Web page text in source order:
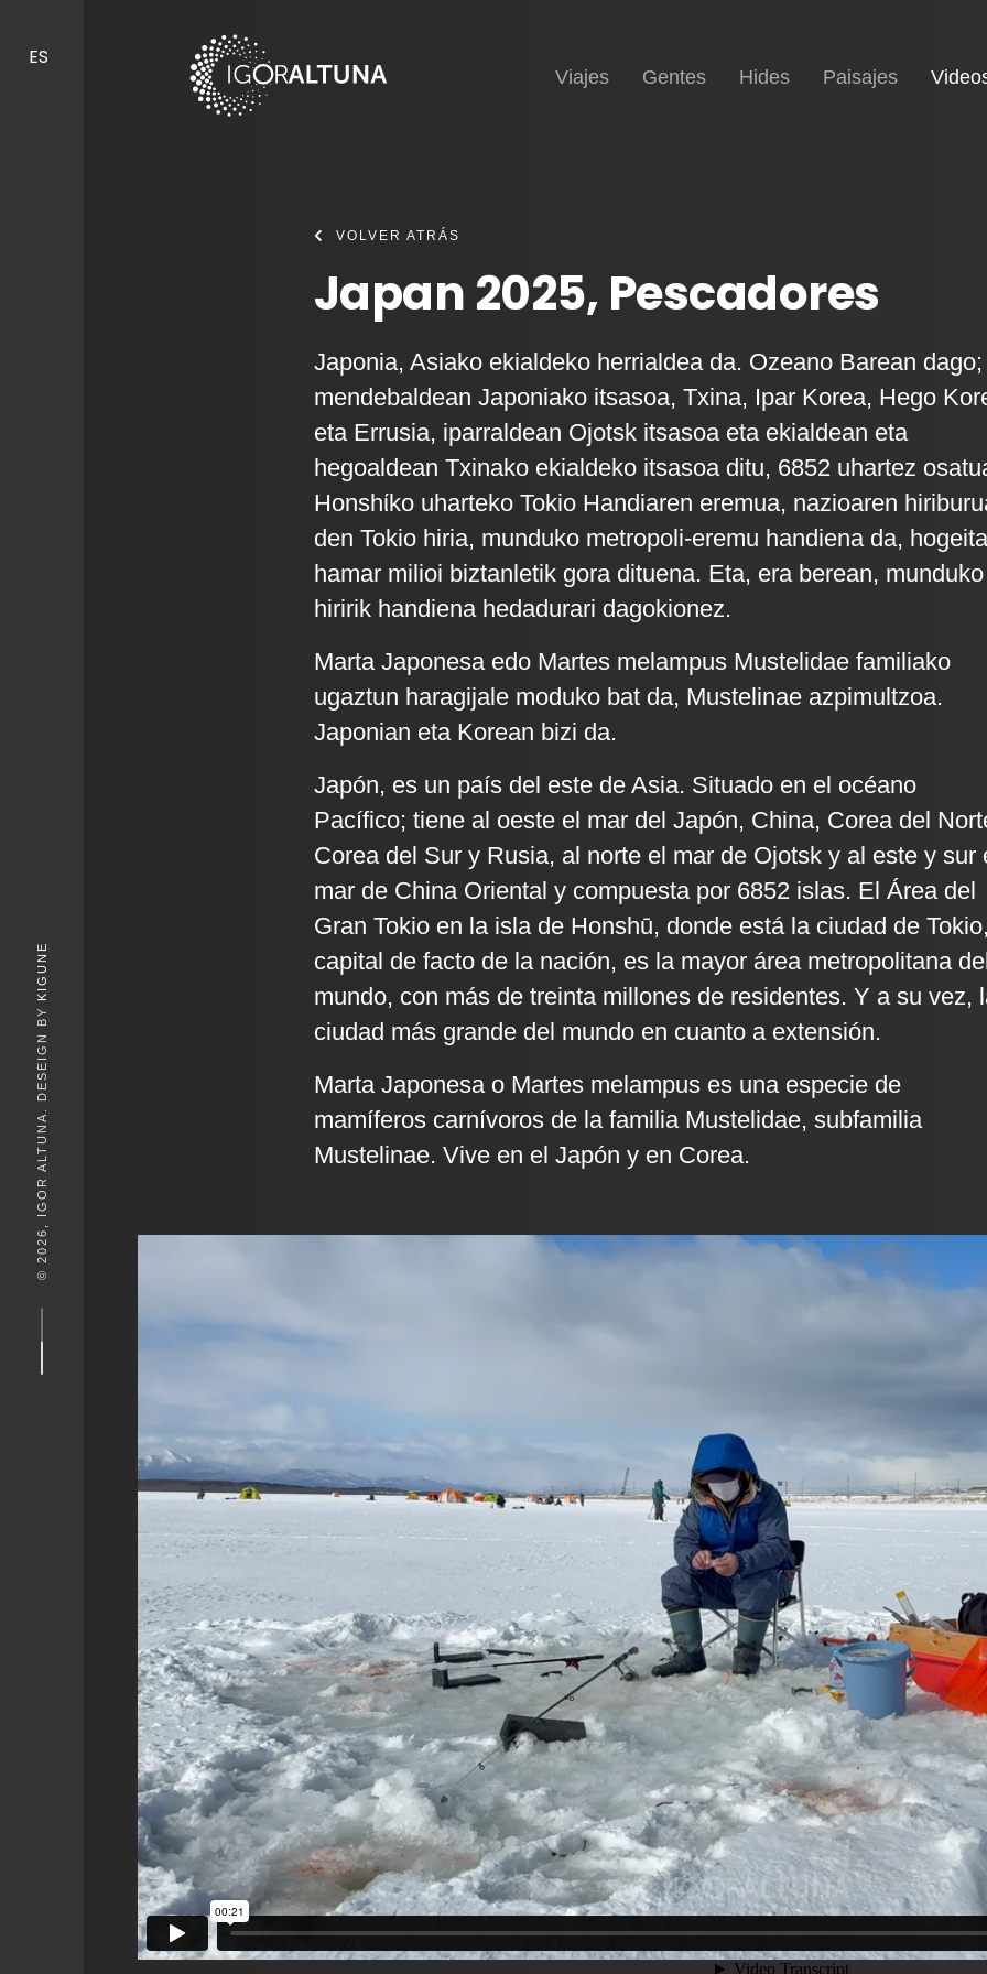
ES
© 2026, IGOR ALTUNA. DESEIGN BY
KIGUNE
Inicio
Viajes Gentes Hides Paisajes
VOLVER ATRÁS
Japan 2025, Pescadores
Japonia, Asiako ekialdeko herrialdea da. Ozeano Barean dago;
mendebaldean Japoniako itsasoa, Txina, Ipar Korea, Hego
eta Errusia, iparraldean Ojotsk itsasoa eta ekialdean eta
hegoaldean Txinako ekialdeko itsasoa ditu, 6852 uhartez
Honshίko uharteko Tokio Handiaren eremua, nazioaren
den Tokio hiria, munduko metropoli-eremu handiena da, hogeita
hamar milioi biztanletik gora dituena. Eta, era berean, munduko
hiririk handiena hedadurari dagokionez.
Marta Japonesa edo Martes melampus Mustelidae familiako
ugaztun haragijale moduko bat da, Mustelinae azpimultzoa.
Japonian eta Korean bizi da.
Japón, es un país del este de Asia. Situado en el océano
Pacífico; tiene al oeste el mar del Japón, China, Corea del
Corea del Sur y Rusia, al norte el mar de Ojotsk y al este y sur
mar de China Oriental y compuesta por 6852 islas. El Área del
Gran Tokio en la isla de Honshū, donde está la ciudad de
capital de facto de la nación, es la mayor área metropolitana
mundo, con más de treinta millones de residentes. Y a su vez,
ciudad más grande del mundo en cuanto a extensión.
Marta Japonesa o Martes melampus es una especie de
mamíferos carnívoros de la familia Mustelidae, subfamilia
Mustelinae. Vive en el Japón y en Corea.